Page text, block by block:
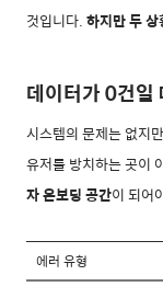
것입니다.하지만 두
데이터가 0건
시스템의 문제는 없지
유저를 방치하는 곳이
자 온보딩 공간이 되어
에러 유형